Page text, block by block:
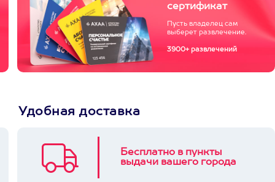
сертификат
Пусть владелец сам
выберет развлечение.
3900+ развлечений
Удобная доставка
Бесплатно в пункты
выдачи вашего города